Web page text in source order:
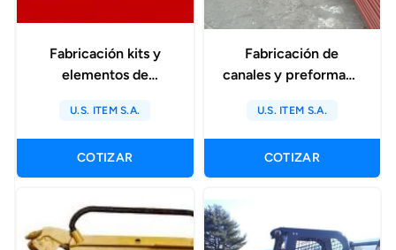
Fabricación kits y
elementos de
de camiones,
cucharones de
cargadores, lampones
de tractores, cuchillas
de motoniveladoras
entre otros
U.S. ITEM S.A.
COTIZAR
Fabricación de
canales y preformado
tolvas de camiones
mineros
U.S. ITEM S.A.
COTIZAR